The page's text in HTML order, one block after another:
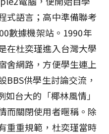
式語言；高中準備聯考
數據機架站。1990年
在杜奕瑾進入台灣大學
舍網路，方便學生連上
BBS供學生討論交流，
台大的「椰林風情」
而關閉使用者暱稱。除
重重規範，杜奕瑾當時